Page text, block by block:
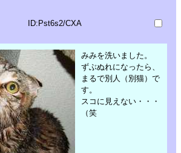
ID:Pst6s2/CXA
みみを洗いました。
ずぶぬれになったら、
まるで別人（別猫）で
す。
スコに見えない・・・
（笑